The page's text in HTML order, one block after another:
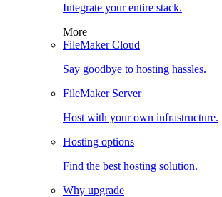
Integrate your entire stack.
More
FileMaker Cloud
Say goodbye to hosting hassles.
FileMaker Server
Host with your own infrastructure.
Hosting options
Find the best hosting solution.
Why upgrade